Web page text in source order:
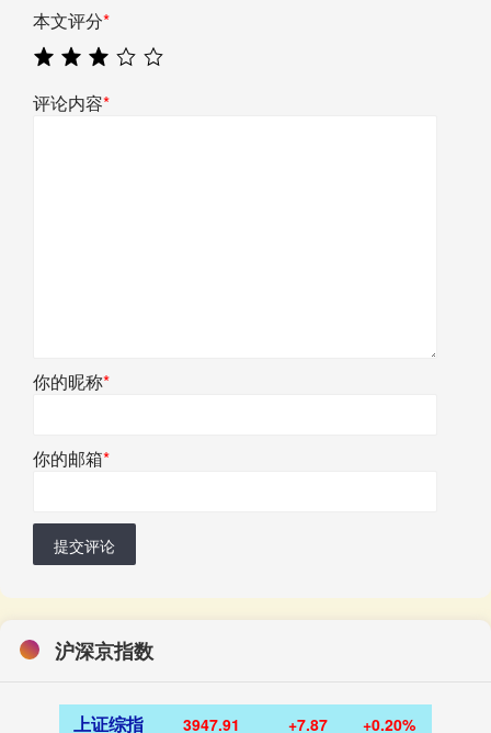
本文评分*
评论内容*
你的昵称*
你的邮箱*
提交评论
沪深京指数
上证综指 3947.91 +7.87 +0.20%